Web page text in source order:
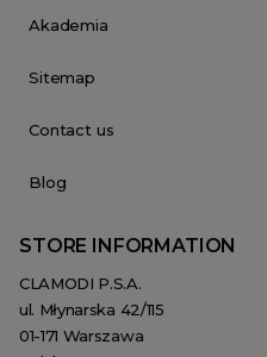
Akademia
Sitemap
Contact us
Blog
STORE INFORMATION
CLAMODI P.S.A.
ul. Młynarska 42/115
01-171 Warszawa